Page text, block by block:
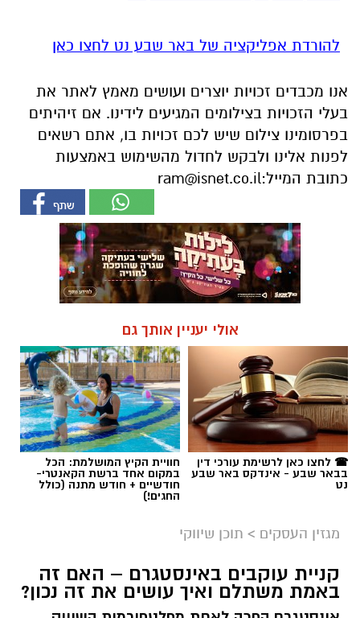
להורדת אפליקציה של באר שבע נט לחצו כאן
אנו מכבדים זכויות יוצרים ועושים מאמץ לאתר את
בעלי הזכויות בצילומים המגיעים לידינו. אם זיהיתים
בפרסומינו צילום שיש לכם זכויות בו, אתם רשאים
לפנות אלינו ולבקש לחדול מהשימוש באמצעות
כתובת המייל:ram@isnet.co.il
אולי יעניין אותך גם
☎ לחצו כאן לרשימת עורכי דין
בבאר שבע - אינדקס באר שבע
נט
חוויית הקיץ המושלמת: הכל
במקום אחד ברשת הקאנטרי-
חודשיים + חודש מתנה (כולל
החגים!)
מגזין העסקים > תוכן שיווקי
קניית עוקבים באינסטגרם – האם זה
באמת משתלם ואיך עושים את זה נכון?